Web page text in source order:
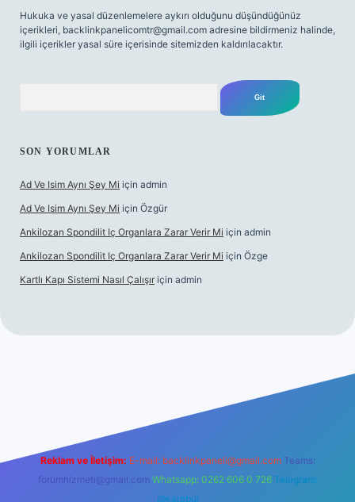
Hukuka ve yasal düzenlemelere aykırı olduğunu düşündüğünüz
içerikleri, backlinkpanelicomtr@gmail.com adresine bildirmeniz halinde,
ilgili içerikler yasal süre içerisinde sitemizden kaldırılacaktır.
SON YORUMLAR
Ad Ve Isim Aynı Şey Mi için admin
Ad Ve Isim Aynı Şey Mi için Özgür
Ankilozan Spondilit Iç Organlara Zarar Verir Mi için admin
Ankilozan Spondilit Iç Organlara Zarar Verir Mi için Özge
Kartlı Kapı Sistemi Nasıl Çalışır için admin
Reklam ve İletişim: E-mail: backlinkpaneli@gmail.com Teams:
forumhizmeti@gmail.com Whatsapp: 0262 606 0 726 Telegram:
@karabul